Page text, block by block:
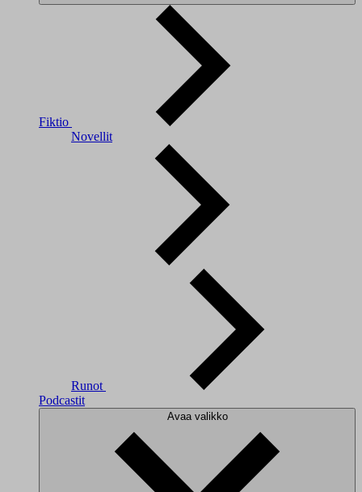
Fiktio
Novellit
Runot
Podcastit
Avaa valikko